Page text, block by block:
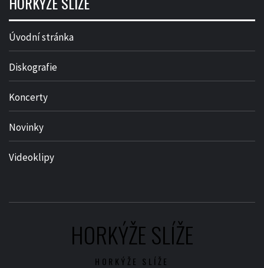
Úvodní stránka
Diskografie
Koncerty
Novinky
Videoklipy
HORKÝŽE SLÍŽE
HORKÝŽE SLÍŽE